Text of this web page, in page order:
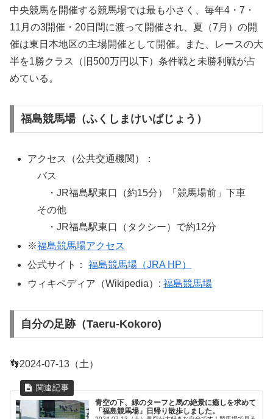
中央競馬を開催する競馬場では最も小さく、毎年4・7・
11月の3開催・20日間に渡って開催され、夏（7月）の開
催は東日本地区の主場開催として開催。また、レースの大
半を1勝クラス（旧500万円以下）条件戦と未勝利戦が占
めている。
福島競馬場（ふくしまけいばじょう）
アクセス（公共交通機関）：
バス
・JR福島駅東口（約15分）「競馬場前」下車
その他
・JR福島駅東口（タクシー）で約12分
※福島競馬場アクセス
公式サイト：福島競馬場（JRA HP）
ウィキペディア（Wikipedia）:福島競馬場
自分の足跡（Taeru-Kokoro)
👣2024-07-13（土）
青空の下、緑のターフと馬の絶景に癒しを求めて
「福島競馬場」日帰り散歩しました。